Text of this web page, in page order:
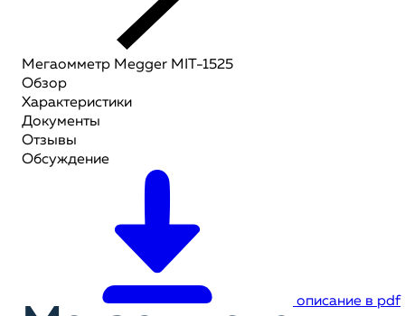
Мегаомметр Megger MIT-1525
Обзор
Характеристики
Документы
Отзывы
Обсуждение
описание в pdf